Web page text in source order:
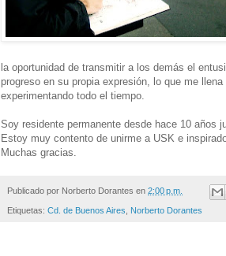
la oportunidad de transmitir a los demás el
progreso en su propia expresión, lo que me
experimentando todo el tiempo.
Soy residente permanente desde hace 10 años
Estoy muy contento de unirme a USK e
Muchas gracias.
Publicado por Norberto Dorantes en 2:00 p.m.
Etiquetas: Cd. de Buenos Aires Norberto Dorantes